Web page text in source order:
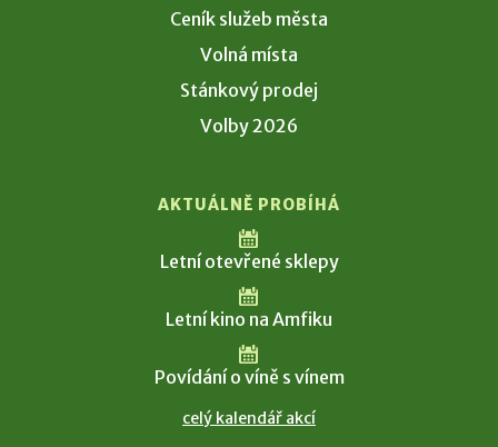
Ceník služeb města
Volná místa
Stánkový prodej
Volby 2026
AKTUÁLNĚ PROBÍHÁ
Letní otevřené sklepy
Letní kino na Amfiku
Povídání o víně s vínem
celý kalendář akcí